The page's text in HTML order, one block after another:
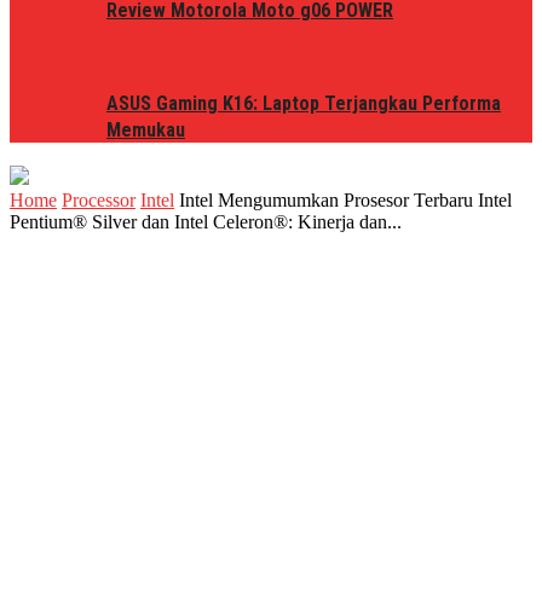
Review Motorola Moto g06 POWER
ASUS Gaming K16: Laptop Terjangkau Performa
Memukau
Home Processor Intel Intel Mengumumkan Prosesor Terbaru Intel
Pentium® Silver dan Intel Celeron®: Kinerja dan...